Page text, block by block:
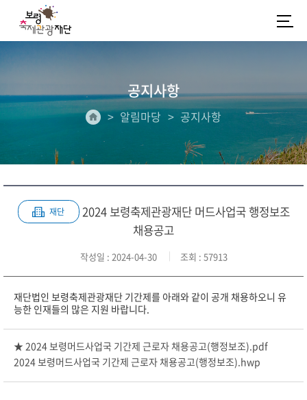
공지사항
알림마당 공지사항
재단
2024 보령축제관광재단 머드사업국 행정보조
채용공고
작성일 : 2024-04-30 조회 : 57913
재단법인 보령축제관광재단 기간제를 아래와 같이 공개 채용하오니 유
능한 인재들의 많은 지원 바랍니다.
★ 2024 보령머드사업국 기간제 근로자 채용공고(행정보조).pdf
2024 보령머드사업국 기간제 근로자 채용공고(행정보조).hwp